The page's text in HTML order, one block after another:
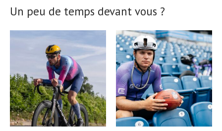
Un peu de temps devant vous ?